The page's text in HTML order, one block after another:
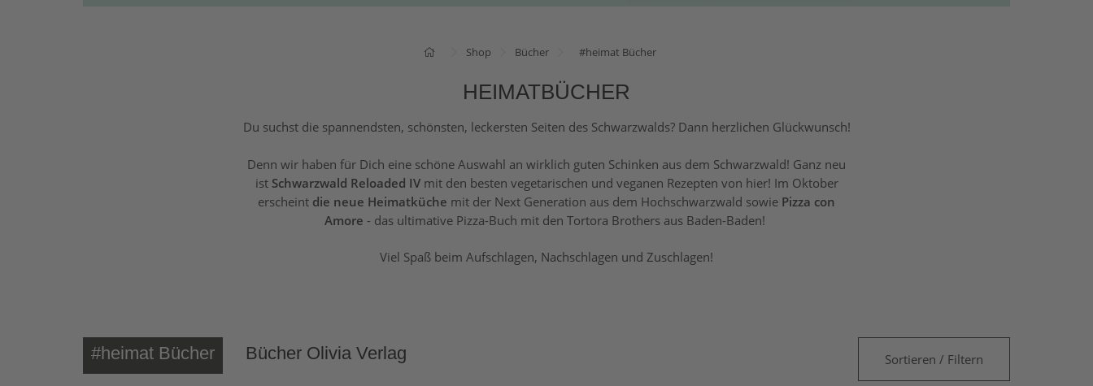
Shop Bücher #heimat Bücher
HEIMATBÜCHER
Du suchst die spannendsten, schönsten, leckersten Seiten des Schwarzwalds? Dann herzlichen Glückwunsch!
Denn wir haben für Dich eine schöne Auswahl an wirklich guten Schinken aus dem Schwarzwald! Ganz neu
ist Schwarzwald Reloaded IVmit den besten vegetarischen und veganen Rezepten von hier! Im Oktober
erscheint die neue Heimatküche mit der Next Generation aus dem Hochschwarzwald sowie Pizza con
Amore - das ultimative Pizza-Buch mit den Tortora Brothers aus Baden-Baden!
Viel Spaß beim Aufschlagen, Nachschlagen und Zuschlagen!
#heimat Bücher Bücher Olivia Verlag Sortieren / Filtern